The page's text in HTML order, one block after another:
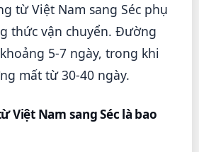
từ Việt Nam sang Séc phụ
thức vận chuyển. Đường
5-7 ngày, trong khi
mất từ 30-40 ngày.
Việt Nam sang Séc là bao